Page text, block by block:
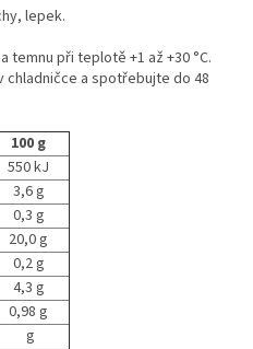
lepek.
temnu při teplotě +1 až +30 °C.
a spotřebujte do 48
100 g
550 kJ
3,6 g
0,3 g
20,0 g
0,2 g
4,3 g
0,98 g
g